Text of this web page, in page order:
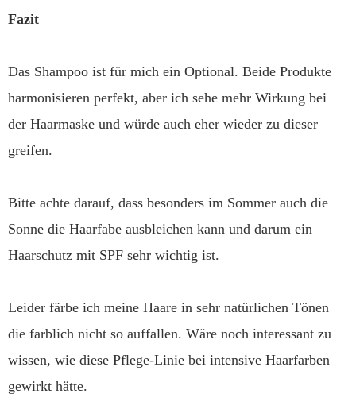
Fazit
Das Shampoo ist für mich ein Optional. Beide Produkte
harmonisieren perfekt, aber ich sehe mehr Wirkung bei
der Haarmaske und würde auch eher wieder zu dieser
greifen.
Bitte achte darauf, dass besonders im Sommer auch die
Sonne die Haarfabe ausbleichen kann und darum ein
Haarschutz mit SPF sehr wichtig ist.
Leider färbe ich meine Haare in sehr natürlichen Tönen
die farblich nicht so auffallen. Wäre noch interessant zu
wissen, wie diese Pflege-Linie bei intensive Haarfarben
gewirkt hätte.